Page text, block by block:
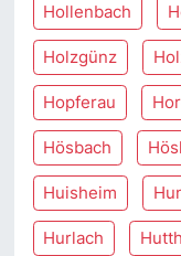
Hollenbach
Holzgünz
Hopferau
Hösbach
Huisheim
Hurlach